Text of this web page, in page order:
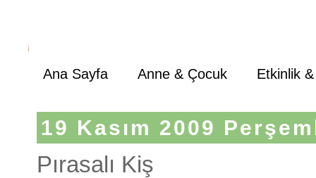
Ana Sayfa Anne & Çocuk Etkinlik
19 Kasım 2009
Pırasalı Kiş